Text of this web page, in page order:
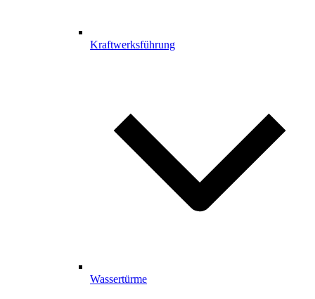
Kraftwerksführung
Wassertürme